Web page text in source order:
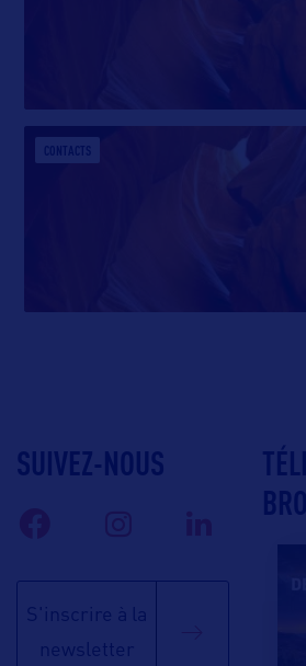
CONTACTS
SUIVEZ-NOUS
S'inscrire à la
newsletter